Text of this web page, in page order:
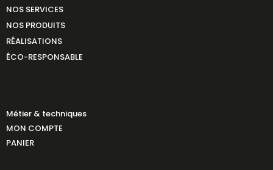
NOS SERVICES
NOS PRODUITS
RÉALISATIONS
ÉCO-RESPONSABLE
Métier & techniques
MON COMPTE
PANIER